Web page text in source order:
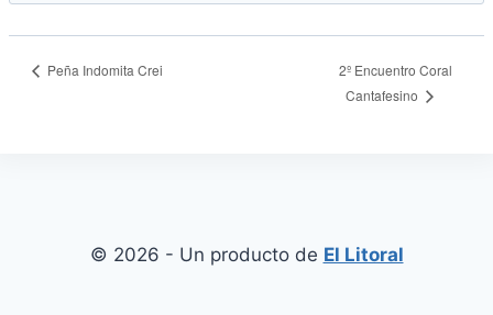
Peña Indomita Crei
2º Encuentro Coral
Cantafesino
© 2026 - Un producto de El Litoral